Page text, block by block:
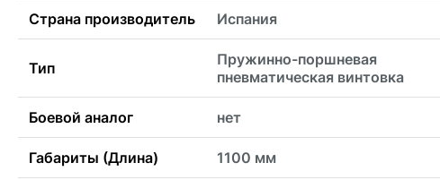
Страна производитель Испания
Тип
Пружинно-поршневая
пневматическая винтовка
Боевой аналог нет
Габариты (Длина) 1100 мм